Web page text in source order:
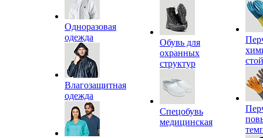
Одноразовая
одежда
Влагозащитная
одежда
Обувь для
охранных
структур
Спецобувь
медицинская